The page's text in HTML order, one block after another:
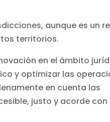
aunque es un
territorios.
en el ámbito
y optimizar las
en cuenta las
justo y acorde con